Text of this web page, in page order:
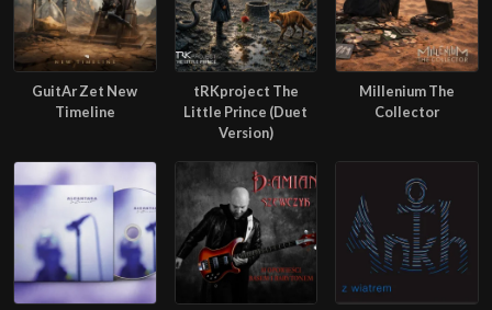
GuitAr Zet New
Timeline
tRKproject The
Little Prince (Duet
Version)
Millenium The
Collector